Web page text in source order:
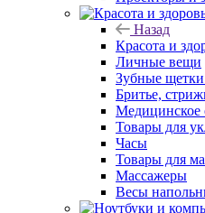
Назад
Красота и
Личные вещи
Зубные
Бритье,
Медицинское
Товары для
Часы
Товары для
Массажеры
Весы